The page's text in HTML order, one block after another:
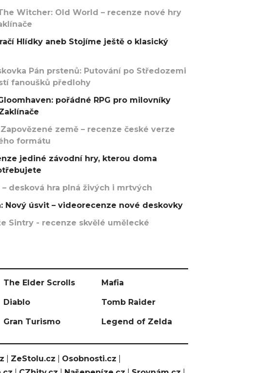
Witcher: Old World – recenze nové hry
Hlídky aneb Stojíme ještě o klasický
Pán prstenů: Putování po Středozemi
fanoušků předlohy
pořádné RPG pro milovníky
Zapovězené země – recenze české verze
formátu
jediné závodní hry, kterou doma
desková hra plná živých i mrtvých
Nový úsvit – videorecenze nové deskovky
Sintry - recenze skvělé umělecké
The Elder Scrolls Mafia
Diablo Tomb Raider
Gran Turismo Legend of Zelda
ZeStolu.cz Osobnosti.cz